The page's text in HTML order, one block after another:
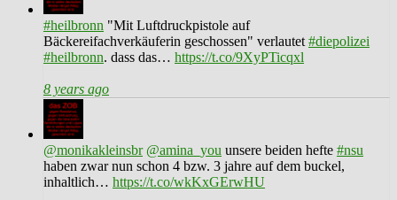
#heilbronn "Mit Luftdruckpistole auf
Bäckereifachverkäuferin geschossen" verlautet #diepolizei
#heilbronn. dass das… https://t.co/9XyPTicqxl
8 years ago
@monikakleinsbr @amina_you unsere beiden hefte #nsu
haben zwar nun schon 4 bzw. 3 jahre auf dem buckel,
inhaltlich… https://t.co/wkKxGErwHU